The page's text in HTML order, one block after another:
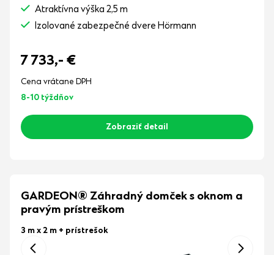
Atraktívna výška 2,5 m
Izolované zabezpečné dvere Hörmann
7 733,- €
Cena vrátane DPH
8-10 týždňov
Zobraziť detail
GARDEON® Záhradný domček s oknom a
pravým prístreškom
3 m x 2 m + prístrešok